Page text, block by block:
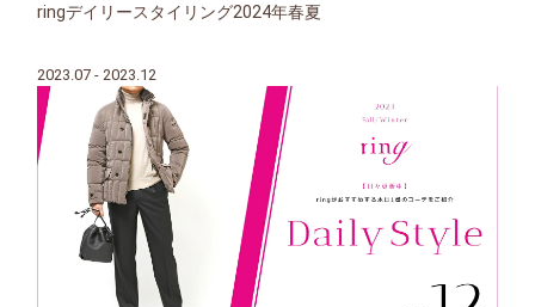
ringデイリースタイリング2024年春夏
2023.07 - 2023.12